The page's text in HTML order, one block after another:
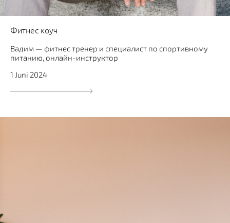
Фитнес коуч
Вадим — фитнес тренер и специалист по спортивному
питанию, онлайн-инструктор
1 Juni 2024